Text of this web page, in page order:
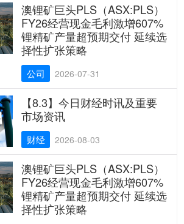
澳锂矿巨头PLS（ASX:PLS）
FY26经营现金毛利激增607%
锂精矿产量超预期交付 延续选
择性扩张策略
公司 2026-07-31
【8.3】今日财经时讯及重要
市场资讯
财经 2026-08-03
澳锂矿巨头PLS（ASX:PLS）
FY26经营现金毛利激增607%
锂精矿产量超预期交付 延续选
择性扩张策略